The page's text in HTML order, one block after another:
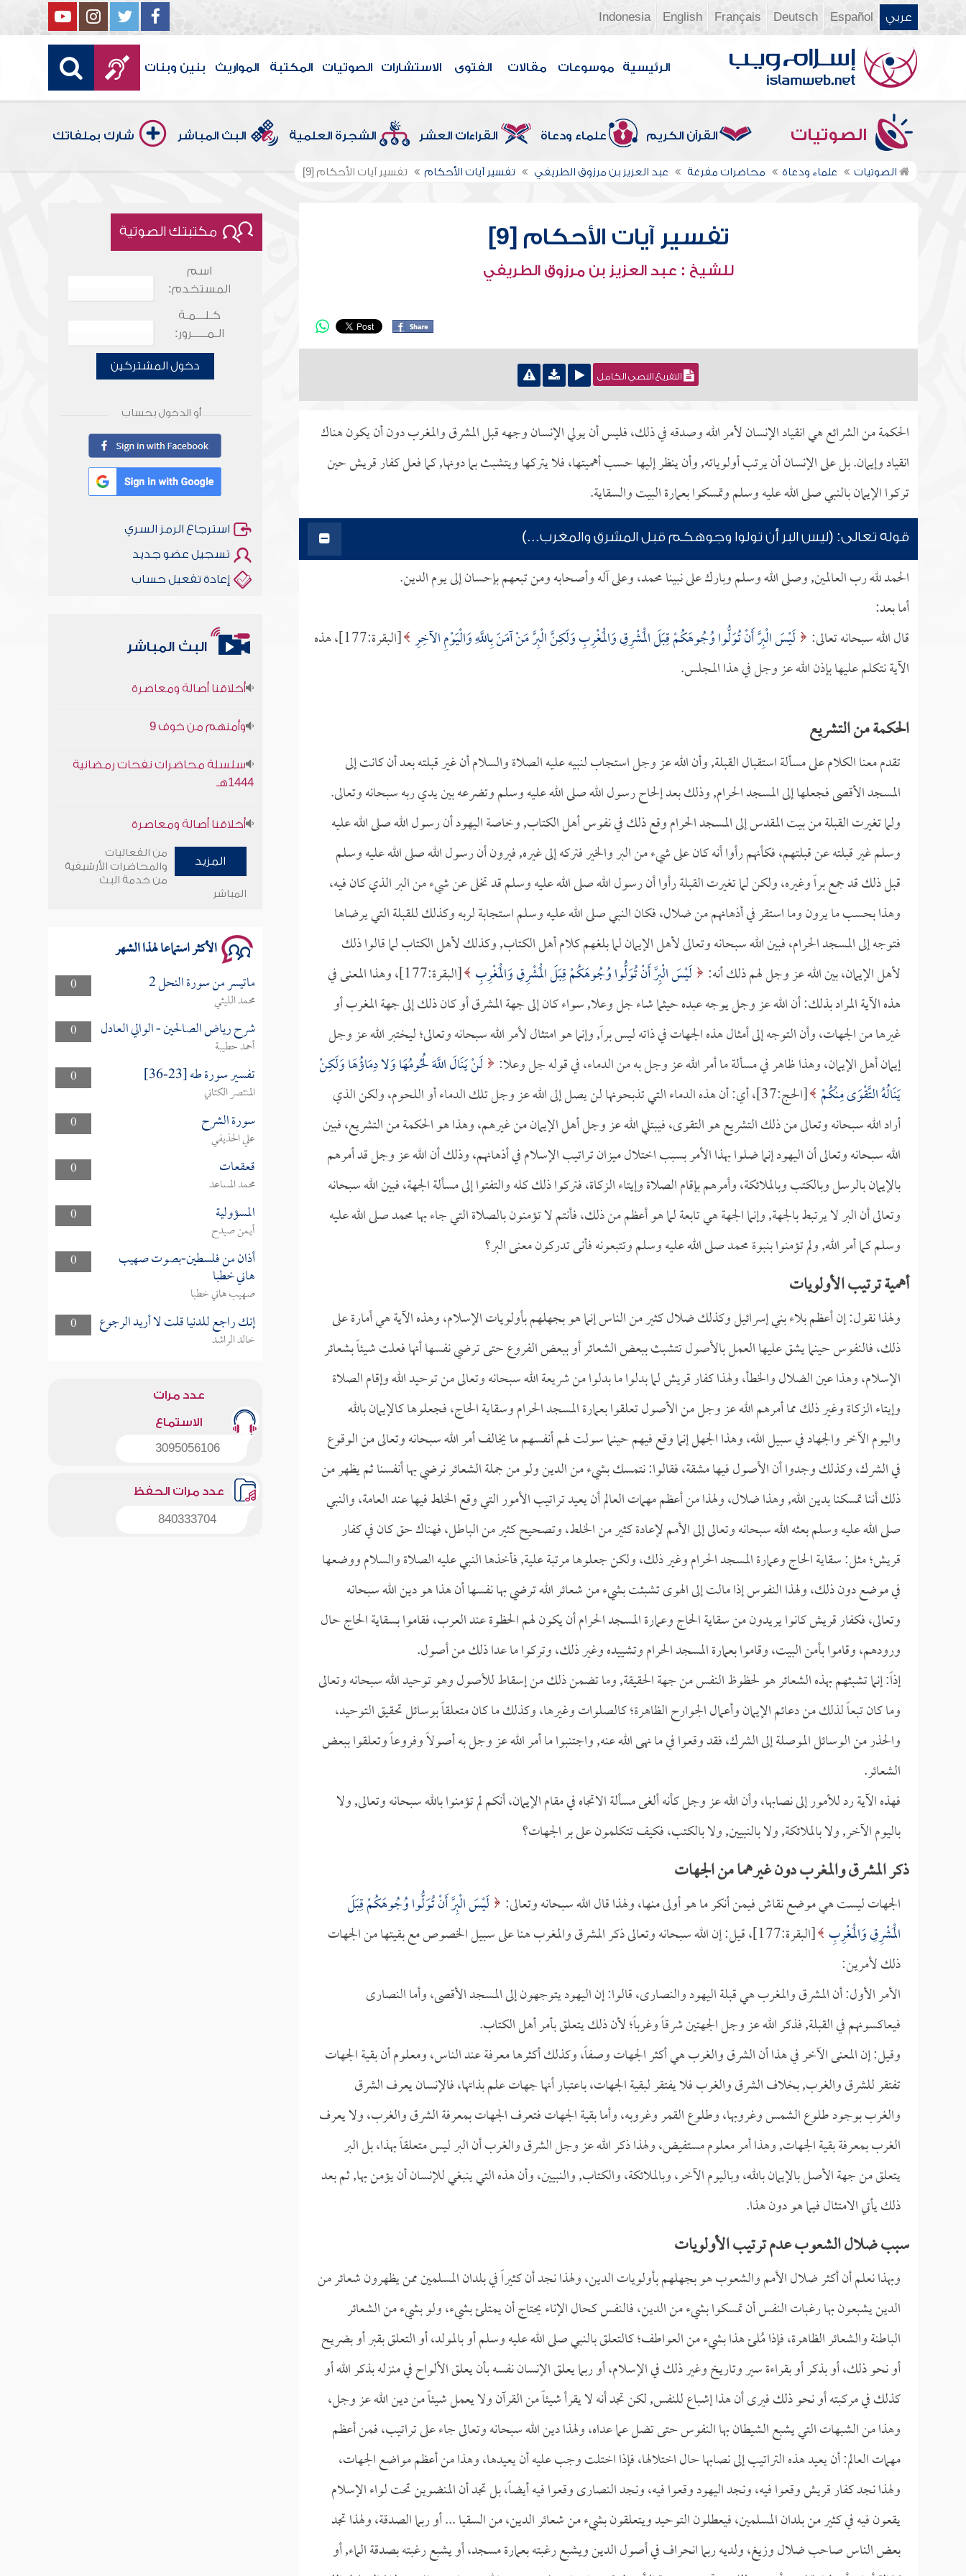
عربي Español
Deutsch
Français
English
Indonesia
الرئيسية موسوعات مقالات الفتوى الاستشارات الصوتيات المكتبة المواريث بنين وبنات
الصوتيات القرآن الكريم علماء ودعاة القراءات العشر الشجرة العلمية البث المباشر شارك بملفاتك
الصوتيات علماء ودعاة محاضرات مفرغة عبد العزيز بن مرزوق الطريفي تفسير آيات الأحكام تفسير آيات الأحكام [9]
تفسير آيات الأحكام [9]
للشيخ : عبد العزيز بن مرزوق الطريفي
التفريغ النصي الكامل
الحكمة من الشرائع هي انقياد الإنسان لأمر الله وصدقه في ذلك، فليس أن يولي الإنسان وجهه قبل المشرق والمغرب دون أن يكون هناك
انقياد وإيمان. بل على الإنسان أن يرتب أولوياته, وأن ينظر إليها حسب أهميتها، فلا يتركها ويتشبث بما دونها, كما فعل كفار قريش حين
تركوا الإيمان بالنبي صلى الله عليه وسلم وتمسكوا بعمارة البيت والسقاية.
قوله تعالى: (ليس البر أن تولوا وجوهكم قبل المشرق والمغرب...)
الحمد لله رب العالمين, وصلى الله وسلم وبارك على نبينا محمد، وعلى آله وأصحابه ومن تبعهم بإحسان إلى يوم الدين.
أما بعد:
قال الله سبحانه تعالى: لَيْسَ الْبِرَّ أَنْ تُوَلُّوا وُجُوهَكُمْ قِبَلَ الْمَشْرِقِ وَالْمَغْرِبِ وَلَكِنَّ الْبِرَّ مَنْ آمَنَ بِاللَّهِ وَالْيَوْمِ الآخِرِ
[البقرة:177]، هذه
الآية نتكلم عليها بإذن الله عز وجل في هذا المجلس.
الحكمة من التشريع
تقدم معنا الكلام على مسألة استقبال القبلة, وأن الله عز وجل استجاب لنبيه عليه الصلاة والسلام أن غير قبلته بعد أن كانت إلى
المسجد الأقصى فجعلها إلى المسجد الحرام, وذلك بعد إلحاح رسول الله صلى الله عليه وسلم وتضرعه بين يدي ربه سبحانه وتعالى.
ولما تغيرت القبلة من بيت المقدس إلى المسجد الحرام وقع ذلك في نفوس أهل الكتاب, وخاصة اليهود أن رسول الله صلى الله عليه
وسلم غير قبلته عن قبلتهم، فكأنهم رأوا أنه كان على شيء من البر والخير فتركه إلى غيره, فيرون أن رسول الله صلى الله عليه وسلم
قبل ذلك قد جمع براً وغيره، ولكن لما تغيرت القبلة رأوا أن رسول الله صلى الله عليه وسلم قد تخلى عن شيء من البر الذي كان فيه،
وهذا بحسب ما يرون وما استقر في أذهانهم من ضلال، فكان النبي صلى الله عليه وسلم استجابة لربه وكذلك للقبلة التي يرضاها
فتوجه إلى المسجد الحرام، فبين الله سبحانه وتعالى لأهل الإيمان لما بلغهم كلام أهل الكتاب, وكذلك لأهل الكتاب لما قالوا ذلك
لأهل الإيمان، بين الله عز وجل لهم ذلك أنه: لَيْسَ الْبِرَّ أَنْ تُوَلُّوا وُجُوهَكُمْ قِبَلَ الْمَشْرِقِ وَالْمَغْرِبِ
[البقرة:177]، وهذا المعنى في
هذه الآية المراد بذلك: أن الله عز وجل يوجه عبده حيثما شاء جل وعلا, سواء كان إلى جهة المشرق أو كان ذلك إلى جهة المغرب أو
غيرها من الجهات، وأن التوجه إلى أمثال هذه الجهات في ذاته ليس براً, وإنما هو امتثال لأمر الله سبحانه وتعالى؛ ليختبر الله عز وجل
إيمان أهل الإيمان، وهذا ظاهر في مسألة ما أمر الله عز وجل به من الدماء، في قوله جل وعلا: لَنْ يَنَالَ اللَّهَ لُحُومُهَا وَلا دِمَاؤُهَا وَلَكِنْ
يَنَالُهُ التَّقْوَى مِنْكُمْ
[الحج:37]، أي: أن هذه الدماء التي تذبحونها لن يصل إلى الله عز وجل تلك الدماء أو اللحوم، ولكن الذي
أراد الله سبحانه وتعالى من ذلك التشريع هو التقوى، فيبتلي الله عز وجل أهل الإيمان من غيرهم، وهذا هو الحكمة من التشريع، فبين
الله سبحانه وتعالى أن اليهود إنما ضلوا بهذا الأمر بسبب اختلال ميزان تراتيب الإسلام في أذهانهم، وذلك أن الله عز وجل قد أمرهم
بالإيمان بالرسل وبالكتب وبالملائكة، وأمرهم بإقام الصلاة وإيتاء الزكاة، فتركوا ذلك كله والتفتوا إلى مسألة الجهة، فبين الله سبحانه
وتعالى أن البر لا يرتبط بالجهة, وإنما الجهة هي تابعة لما هو أعظم من ذلك، فأنتم لا تؤمنون بالصلاة التي جاء بها محمد صلى الله عليه
وسلم كما أمر الله, ولم تؤمنوا بنبوة محمد صلى الله عليه وسلم وتتبعونه فأنى تدركون معنى البر؟
أهمية ترتيب الأولويات
ولهذا نقول: إن أعظم بلاء بني إسرائيل وكذلك ضلال كثير من الناس إنما هو بجهلهم بأولويات الإسلام، وهذه الآية هي أمارة على
ذلك، فالنفوس حينما يشق عليها العمل بالأصول تتشبث ببعض الشعائر أو ببعض الفروع حتى ترضي نفسها أنها فعلت شيئاً بشعائر
الإسلام، وهذا عين الضلال والخطأ، ولهذا كفار قريش لما بدلوا ما بدلوا من شريعة الله سبحانه وتعالى من توحيد الله وإقام الصلاة
وإيتاء الزكاة وغير ذلك مما أمرهم الله عز وجل من الأصول تعلقوا بعمارة المسجد الحرام وسقاية الحاج، فجعلوها كالإيمان بالله
واليوم الآخر والجهاد في سبيل الله، وهذا الجهل إنما وقع فيهم حينما سولت لهم أنفسهم ما يخالف أمر الله سبحانه وتعالى من الوقوع
في الشرك، وكذلك وجدوا أن الأصول فيها مشقة، فقالوا: نتمسك بشيء من الدين ولو من جملة الشعائر نرضي بها أنفسنا ثم يظهر من
ذلك أننا تمسكنا بدين الله, وهذا ضلال، ولهذا من أعظم مهمات العالم أن يعيد تراتيب الأمور التي وقع الخلط فيها عند العامة، والنبي
صلى الله عليه وسلم بعثه الله سبحانه وتعالى إلى الأمم لإعادة كثير من الخلط، وتصحيح كثير من الباطل، فهناك حق كان في كفار
قريش؛ مثل: سقاية الحاج وعمارة المسجد الحرام وغير ذلك، ولكن جعلوها مرتبة علية, فأخذها النبي عليه الصلاة والسلام ووضعها
في موضع دون ذلك، ولهذا النفوس إذا مالت إلى الهوى تشبثت بشيء من شعائر الله ترضي بها نفسها أن هذا هو دين الله سبحانه
وتعالى، فكفار قريش كانوا يريدون من سقاية الحاج وعمارة المسجد الحرام أن يكون لهم الحظوة عند العرب، فقاموا بسقاية الحاج حال
ورودهم، وقاموا بأمن البيت، وقاموا بعمارة المسجد الحرام وتشييده وغير ذلك، وتركوا ما عدا ذلك من أصول.
إذاً: إنما تشبثهم بهذه الشعائر هو لحظوظ النفس من جهة الحقيقة, وما تضمن ذلك من إسقاط للأصول وهو توحيد الله سبحانه وتعالى
وما كان تبعاً لذلك من دعائم الإيمان وأعمال الجوارح الظاهرة؛ كالصلوات وغيرها، وكذلك ما كان متعلقاً بوسائل تحقيق التوحيد،
والحذر من الوسائل الموصلة إلى الشرك، فقد وقعوا في ما نهى الله عنه, واجتنبوا ما أمر الله عز وجل به أصولاً وفروعاً وتعلقوا ببعض
الشعائر.
فهذه الآية رد للأمور إلى نصابها، وأن الله عز وجل كأنه ألغى مسألة الاتجاه في مقام الإيمان، أنكم لم تؤمنوا بالله سبحانه وتعالى, ولا
باليوم الآخر, ولا بالملائكة, ولا بالنبيين, ولا بالكتب، فكيف تتكلمون على بر الجهات؟
ذكر المشرق والمغرب دون غيرهما من الجهات
الجهات ليست هي موضع نقاش فيمن أنكر ما هو أولى منها، ولهذا قال الله سبحانه وتعالى: لَيْسَ الْبِرَّ أَنْ تُوَلُّوا وُجُوهَكُمْ قِبَلَ
الْمَشْرِقِ وَالْمَغْرِبِ
[البقرة:177]، قيل: إن الله سبحانه وتعالى ذكر المشرق والمغرب هنا على سبيل الخصوص مع بقيتها من الجهات
ذلك لأمرين:
الأمر الأول: أن المشرق والمغرب هي قبلة اليهود والنصارى، قالوا: إن اليهود يتوجهون إلى المسجد الأقصى، وأما النصارى
فيعاكسونهم في القبلة, فذكر الله عز وجل الجهتين شرقاً وغرباً؛ لأن ذلك يتعلق بأمر أهل الكتاب.
وقيل: إن المعنى الآخر في هذا أن الشرق والغرب هي أكثر الجهات وصفاً، وكذلك أكثرها معرفة عند الناس، ومعلوم أن بقية الجهات
تفتقر للشرق والغرب, بخلاف الشرق والغرب فلا يفتقر لبقية الجهات، باعتبار أنها جهات علم بذاتها، فالإنسان يعرف الشرق
والغرب بوجود طلوع الشمس وغروبها، وطلوع القمر وغروبه، وأما بقية الجهات فتعرف الجهات بمعرفة الشرق والغرب، ولا يعرف
الغرب بمعرفة بقية الجهات, وهذا أمر معلوم مستفيض، ولهذا ذكر الله عز وجل الشرق والغرب أن البر ليس متعلقاً بهذا، بل البر
يتعلق من جهة الأصل بالإيمان بالله، وباليوم الآخر، وبالملائكة، والكتاب, والنبيين، وأن هذه التي ينبغي للإنسان أن يؤمن بها, ثم بعد
ذلك يأتي الامتثال فيما هو دون هذا.
سبب ضلال الشعوب عدم ترتيب الأولويات
وبهذا نعلم أن أكثر ضلال الأمم والشعوب هو بجهلهم بأولويات الدين، ولهذا نجد أن كثيراً في بلدان المسلمين ممن يظهرون شعائر من
الدين يشبعون بها رغبات النفس أن تمسكوا بشيء من الدين، فالنفس كحال الإناء يحتاج أن يمتلئ بشيء، ولو بشيء من الشعائر
الباطنة والشعائر الظاهرة، فإذا مُلئ هذا بشيء من العواطف؛ كالتعلق بالنبي صلى الله عليه وسلم أو بالمولد، أو التعلق بقبر أو بضريح
أو نحو ذلك، أو بذكر أو بقراءة سير وتاريخ وغير ذلك في الإسلام، أو ربما يعلق الإنسان نفسه بأن يعلق الألواح في منزله بذكر الله أو
كذلك في مركبته أو نحو ذلك فيرى أن هذا إشباع للنفس, لكن تجد أنه لا يقرأ شيئاً من القرآن ولا يعمل شيئاً من دين الله عز وجل،
وهذا من الشبهات التي يشبع الشيطان بها النفوس حتى تضل عما عداه، ولهذا دين الله سبحانه وتعالى جاء على تراتيب، فمن أعظم
مهمات العالم: أن يعيد هذه التراتيب إلى نصابها حال اختلالها، فإذا اختلت وجب عليه أن يعيدها، وهذا من أعظم مواضع الجهات،
ولهذا نجد كفار قريش وقعوا فيه، ونجد اليهود وقعوا فيه، ونجد النصارى وقعوا فيه أيضاً، بل تجد أن المنضوين تحت لواء الإسلام
يقعون فيه في كثير من بلدان المسلمين، فيعطلون التوحيد ويتعلقون بشيء من شعائر الدين، من السقيا ... أو ربما الصدقة، ولهذا تجد
بعض الناس صاحب ضلال وزيغ، ولديه ربما انحراف في أصول الدين ويشبع رغبته بعمارة مسجد، أو يشبع رغبته بصدقة الماء, أو
مكتبتك الصوتية
اسم
المستخدم:
كـلـــمـة
الـمـــــرور:
دخول المشتركين
أو الدخول بحساب
استرجاع الرمز السري
تسجيل عضو جديد
إعادة تفعيل حساب
البث المباشر
1444هـ
سلسلة محاضرات نفحات رمضانية
1444هـ
المزيد
من الفعاليات
والمحاضرات الأرشيفية
من خدمة البث
المباشر
الأكثر استماعا لهذا الشهر
0 ماتيسر من سورة النحل 2
محمد الليثي
0
شرح رياض الصالحين - الوالي العادل
أحمد حطيبة
0
تفسير سورة طه [23-36]
المنتصر الكتاني
0
سورة الشرح
علي الحذيفي
0
قعقعات
محمد المساعد
0
المسؤولية
أيمن صيدح
0
أذان من فلسطين-بصوت صهيب
هاني خطبا
صهيب هاني خطبا
0
إنك راجع للدنيا قلت لا أريد الرجوع
خالد الراشد
عدد مرات
الاستماع
3095056106
عدد مرات الحفظ
840333704